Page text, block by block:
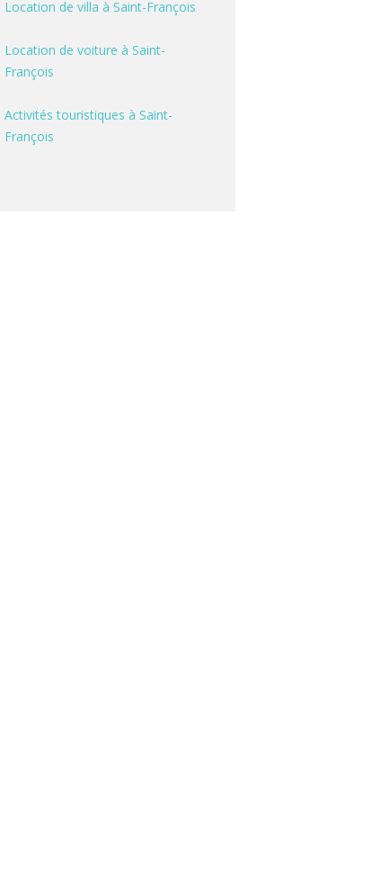
Location de villa à Saint-François
Location de voiture à Saint-
François
Activités touristiques à Saint-
François